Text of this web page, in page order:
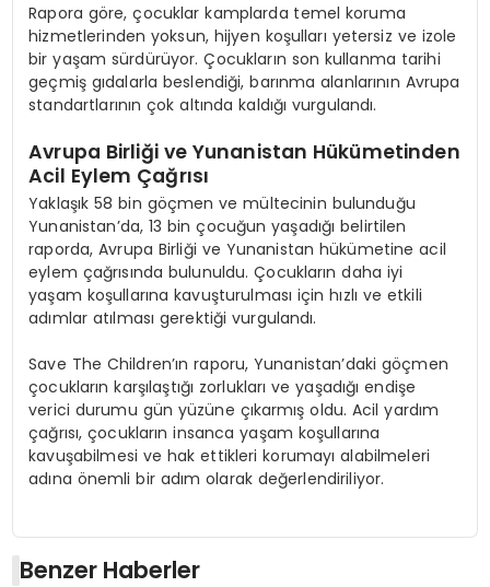
Rapora göre, çocuklar kamplarda temel koruma
hizmetlerinden yoksun, hijyen koşulları yetersiz ve izole
bir yaşam sürdürüyor. Çocukların son kullanma tarihi
geçmiş gıdalarla beslendiği, barınma alanlarının Avrupa
standartlarının çok altında kaldığı vurgulandı.
Avrupa Birliği ve Yunanistan Hükümetinden
Acil Eylem Çağrısı
Yaklaşık 58 bin göçmen ve mültecinin bulunduğu
Yunanistan’da, 13 bin çocuğun yaşadığı belirtilen
raporda, Avrupa Birliği ve Yunanistan hükümetine acil
eylem çağrısında bulunuldu. Çocukların daha iyi
yaşam koşullarına kavuşturulması için hızlı ve etkili
adımlar atılması gerektiği vurgulandı.
Save The Children’ın raporu, Yunanistan’daki göçmen
çocukların karşılaştığı zorlukları ve yaşadığı endişe
verici durumu gün yüzüne çıkarmış oldu. Acil yardım
çağrısı, çocukların insanca yaşam koşullarına
kavuşabilmesi ve hak ettikleri korumayı alabilmeleri
adına önemli bir adım olarak değerlendiriliyor.
Benzer Haberler